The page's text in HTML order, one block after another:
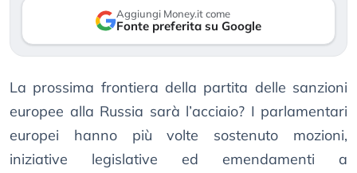
Aggiungi Money.it come
Fonte preferita su Google
La prossima frontiera della partita delle sanzioni
europee alla Russia sarà l’acciaio? I parlamentari
europei hanno più volte sostenuto mozioni,
iniziative legislative ed emendamenti a